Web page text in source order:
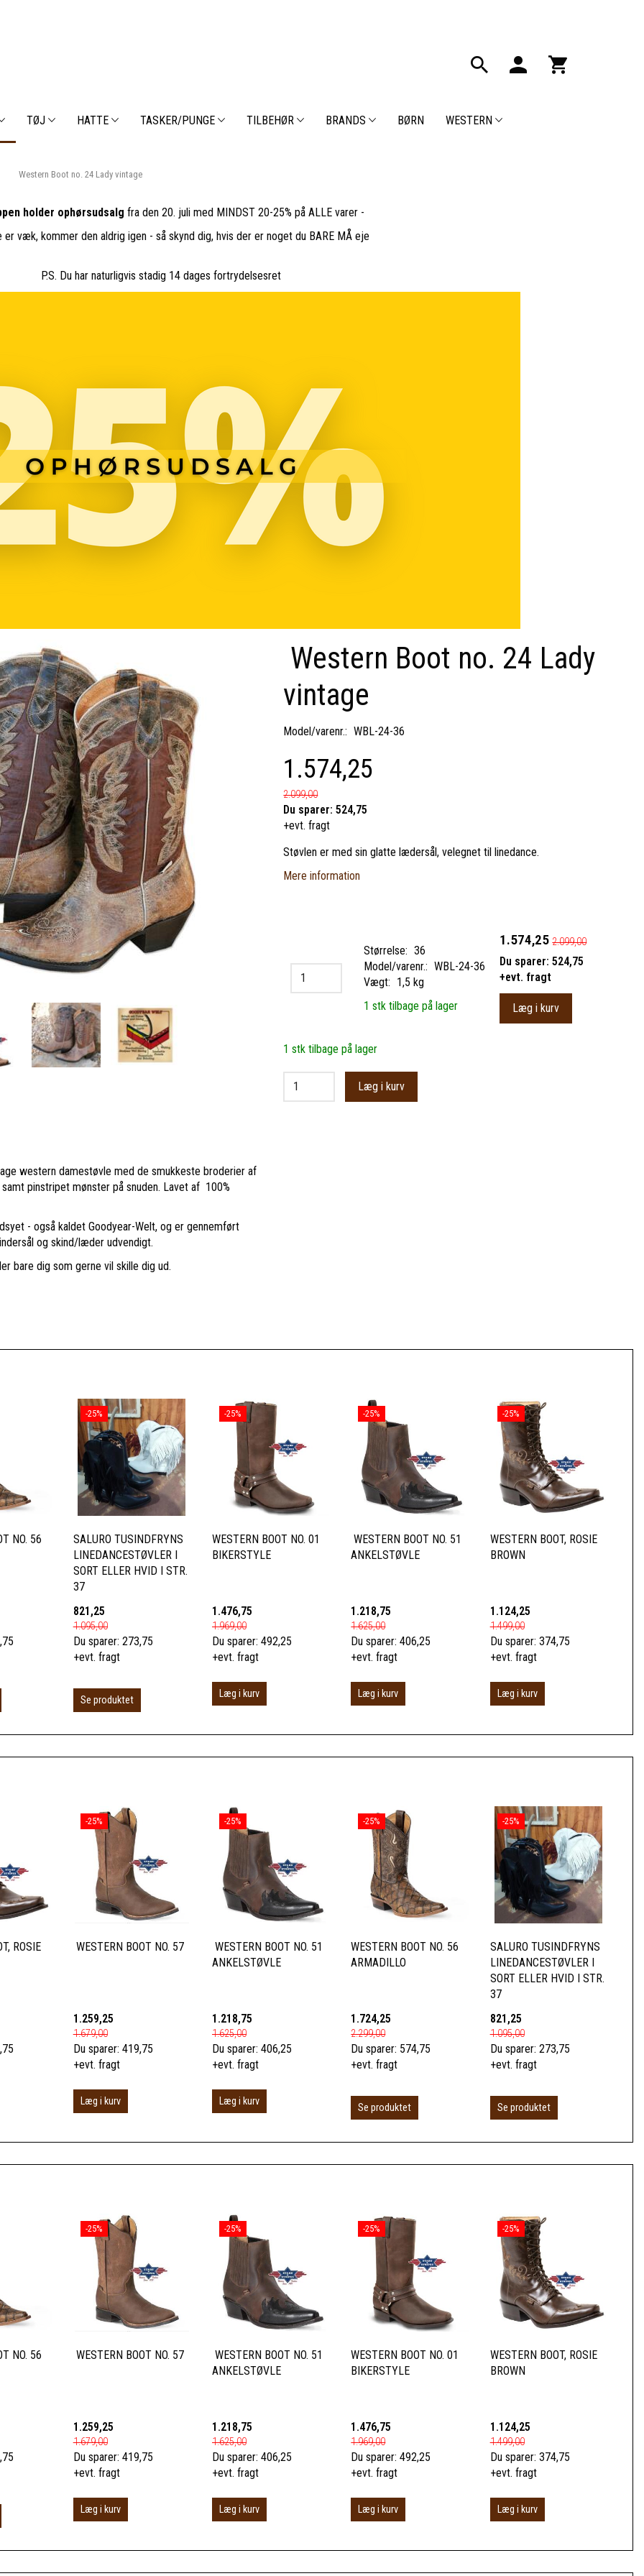
TØJ HATTE TASKER/PUNGE TILBEHØR BRANDS BØRN WESTERN
Western Boot no. 24 Lady vintage
holder ophørsudsalg fra den 20. juli med MINDST 20-25% på ALLE varer -
er væk, kommer den aldrig igen - så skynd dig, hvis der er noget du BARE MÅ eje
P.S. Du har naturligvis stadig 14 dages fortrydelsesret
western damestøvle med de smukkeste broderier af
pinstripet mønster på snuden. Lavet af 100%
- også kaldet Goodyear-Welt, og er gennemført
og skind/læder udvendigt.
bare dig som gerne vil skille dig ud.
Western Boot no. 24 Lady
vintage
Model/varenr.: WBL-24-36
1.574,25
2.099,00
Du sparer:524,75
+evt. fragt
Støvlen er med sin glatte lædersål, velegnet til linedance.
Mere information
Størrelse: 36
Model/varenr.: WBL-24-36
Vægt: 1,5 kg
1 stk tilbage på lager
1.574,25 2.099,00
Du sparer:524,75
+evt. fragt
Læg i kurv
1 stk tilbage på lager
Læg i kurv
NO. 56
-25%
SALURO TUSINDFRYNS
LINEDANCESTØVLER I
SORT ELLER HVID I STR.
37
821,25
1.095,00
Du sparer: 273,75
+evt. fragt
Se produktet
-25%
WESTERN BOOT NO. 01
BIKERSTYLE
1.476,75
1.969,00
Du sparer: 492,25
+evt. fragt
Læg i kurv
-25%
WESTERN BOOT NO. 51
ANKELSTØVLE
1.218,75
1.625,00
Du sparer:406,25
+evt. fragt
Læg i kurv
-25%
WESTERN BOOT, ROSIE
BROWN
1.124,25
1.499,00
Du sparer: 374,75
+evt. fragt
Læg i kurv
ROSIE
-25%
WESTERN BOOT NO. 57
1.259,25
1.679,00
Du sparer: 419,75
+evt. fragt
Læg i kurv
-25%
WESTERN BOOT NO. 51
ANKELSTØVLE
1.218,75
1.625,00
Du sparer: 406,25
+evt. fragt
Læg i kurv
-25%
WESTERN BOOT NO. 56
ARMADILLO
1.724,25
2.299,00
Du sparer: 574,75
+evt. fragt
Se produktet
-25%
SALURO TUSINDFRYNS
LINEDANCESTØVLER I
SORT ELLER HVID I STR.
37
821,25
1.095,00
Du sparer: 273,75
+evt. fragt
Se produktet
NO. 56
-25%
WESTERN BOOT NO. 57
1.259,25
1.679,00
Du sparer: 419,75
+evt. fragt
Læg i kurv
-25%
WESTERN BOOT NO. 51
ANKELSTØVLE
1.218,75
1.625,00
Du sparer: 406,25
+evt. fragt
Læg i kurv
-25%
WESTERN BOOT NO. 01
BIKERSTYLE
1.476,75
1.969,00
Du sparer:492,25
+evt. fragt
Læg i kurv
-25%
WESTERN BOOT, ROSIE
BROWN
1.124,25
1.499,00
Du sparer: 374,75
+evt. fragt
Læg i kurv